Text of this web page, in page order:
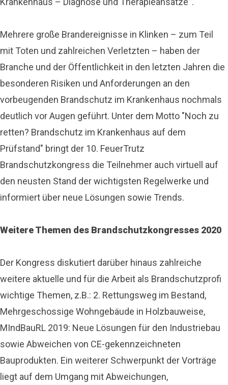
Mehrere große Brandereignisse in Klinken – zum Teil
mit Toten und zahlreichen Verletzten – haben der
Branche und der Öffentlichkeit in den letzten Jahren die
besonderen Risiken und Anforderungen an den
vorbeugenden Brandschutz im Krankenhaus nochmals
deutlich vor Augen geführt. Unter dem Motto "Noch zu
retten? Brandschutz im Krankenhaus auf dem
Prüfstand" bringt der 10. FeuerTrutz
Brandschutzkongress die Teilnehmer auch virtuell auf
den neusten Stand der wichtigsten Regelwerke und
informiert über neue Lösungen sowie Trends.
Weitere Themen des Brandschutzkongresses 2020
Der Kongress diskutiert darüber hinaus zahlreiche
weitere aktuelle und für die Arbeit als Brandschutzprofi
wichtige Themen, z.B.: 2. Rettungsweg im Bestand,
Mehrgeschossige Wohngebäude in Holzbauweise,
MIndBauRL 2019: Neue Lösungen für den Industriebau
sowie Abweichen von CE-gekennzeichneten
Bauprodukten. Ein weiterer Schwerpunkt der Vorträge
liegt auf dem Umgang mit Abweichungen,